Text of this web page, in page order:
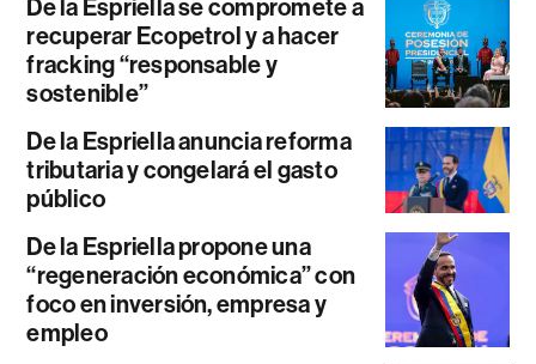
De la Espriella se compromete a
recuperar Ecopetrol y a hacer
fracking “responsable y
sostenible”
De la Espriella anuncia reforma
tributaria y congelará el gasto
público
De la Espriella propone una
“regeneración económica” con
foco en inversión, empresa y
empleo